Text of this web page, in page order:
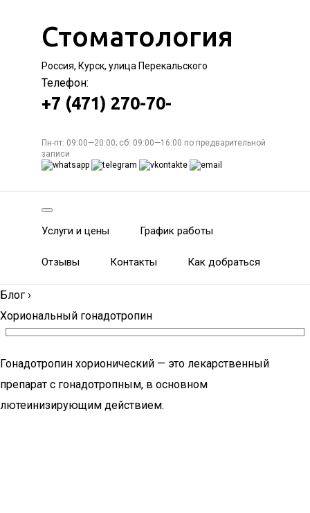
Стоматология
Россия, Курск, улица Перекальского
Телефон:
+7 (471) 270-70-
Пн-пт: 09:00—20:00; сб: 09:00—16:00 по предварительной
записи
Услуги и цены График работы
Отзывы Контакты Как добраться
Блог ›
Хориональный гонадотропин
Гонадотропин хорионический — это лекарственный
препарат с гонадотропным, в основном
лютеинизирующим действием.